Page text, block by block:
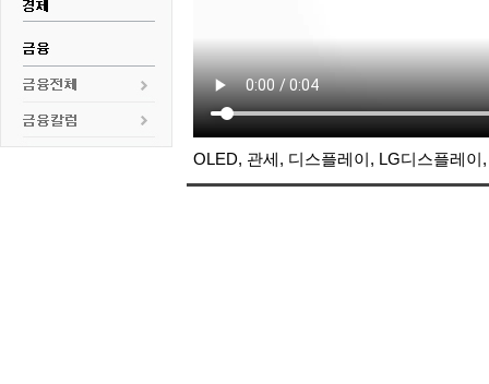
OLED, 관세, 디스플레이, LG디스플레이